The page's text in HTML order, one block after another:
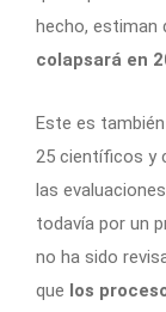
hecho, estiman
colapsará en
Este es
25 científicos y
las
todavía por un
no ha sido
que los